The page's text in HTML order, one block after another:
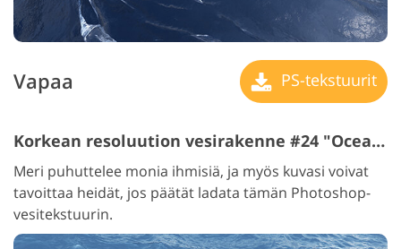
Vapaa PS-tekstuurit
Korkean resoluution vesirakenne #24 "Ocean Song"
Meri puhuttelee monia ihmisiä, ja myös kuvasi voivat
tavoittaa heidät, jos päätät ladata tämän Photoshop-
vesitekstuurin.